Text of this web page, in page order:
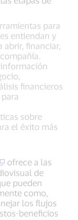
para
entiendan y
abrir, financiar,
información
financieros
sobre
el éxito más
ofrece a las
de
pueden
como,
los flujos
beneficios